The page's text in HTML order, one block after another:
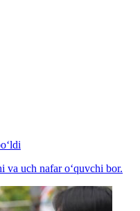
va uch nafar o‘quvchi bor.